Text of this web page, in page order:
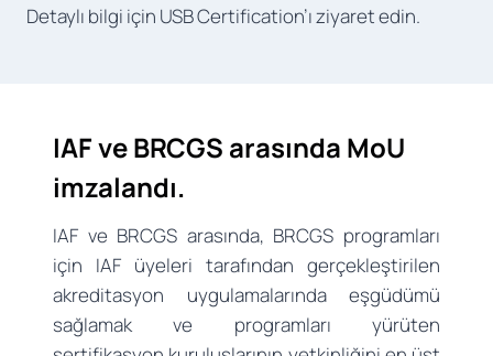
Detaylı bilgi için USB Certification’ı ziyaret edin.
IAF ve BRCGS arasında MoU
imzalandı.
IAF ve BRCGS arasında, BRCGS programları
için IAF üyeleri tarafından gerçekleştirilen
akreditasyon uygulamalarında eşgüdümü
sağlamak ve programları yürüten